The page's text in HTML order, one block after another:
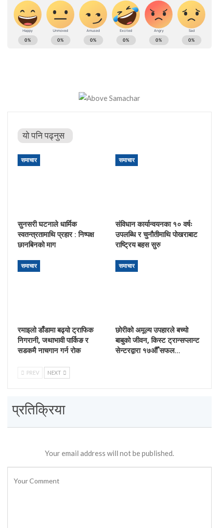
यो पनि पढ्नुस
समाचार
सुनसरी घटनाले धार्मिक
स्वतन्त्रतामाथि प्रहार : निष्पक्ष
छानबिनको माग
समाचार
संविधान कार्यान्वयनका १० वर्षः
उपलब्धि र चुनौतीमाथि पोखराबाट
राष्ट्रिय बहस सुरु
समाचार
रमाइलो डाँडामा बढ्यो ट्राफिक
निगरानी, जथाभावी पार्किङ र
सडकमै नाचगान गर्न रोक
समाचार
छोरीको अमूल्य उपहारले बच्यो
बाबुको जीवन, किस्ट ट्रान्सप्लान्ट
सेन्टरद्वारा १७औँ सफल…
PREV NEXT
प्रतिक्रिया
Your email address will not be published.